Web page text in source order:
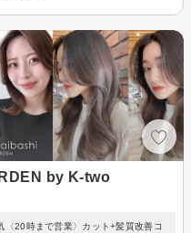
by K-two
20時まで営業〉カット+髪質改善コ